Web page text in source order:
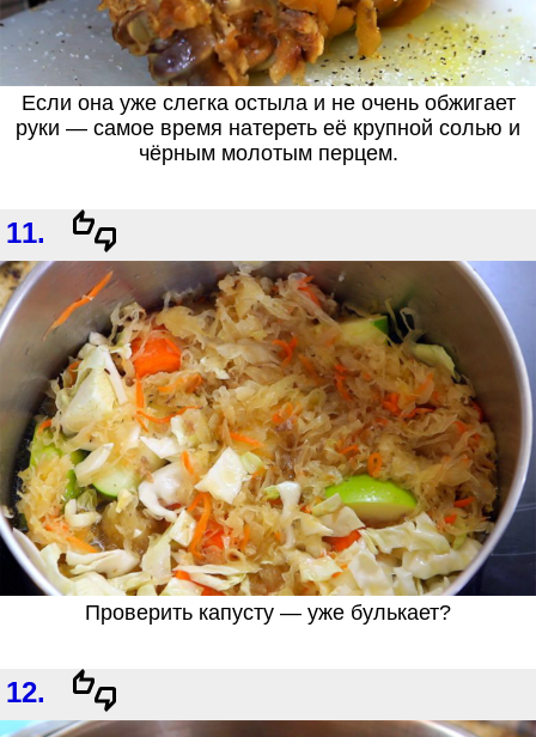
Если она уже слегка остыла и не очень обжигает
руки — самое время натереть её крупной солью и
чёрным молотым перцем.
11.
Проверить капусту — уже булькает?
12.